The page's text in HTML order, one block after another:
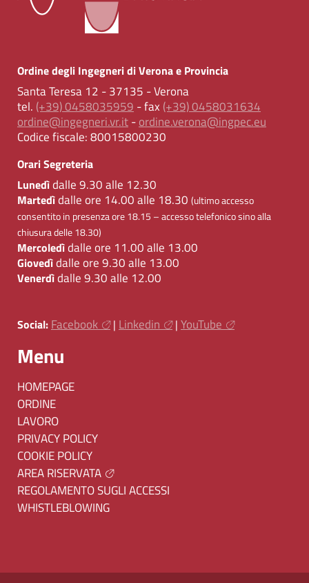
Ordine degli Ingegneri di Verona e Provincia
Santa Teresa 12 - 37135 - Verona
tel. (+39) 0458035959 - fax (+39) 0458031634
ordine@ingegneri.vr.it-ordine.verona@ingpec.eu
Codice fiscale:80015800230
Orari Segreteria
Lunedìdalle 9.30 alle 12.30
Martedìdalle ore 14.00 alle 18.30 (ultimo accesso
consentito in presenza ore 18.15 – accesso telefonico sino alla
chiusura delle 18.30)
Mercoledìdalle ore 11.00 alle 13.00
Giovedìdalle ore 9.30 alle 13.00
Venerdìdalle 9.30 alle 12.00
Social: Facebook | Linkedin | YouTube
Menu
HOMEPAGE
ORDINE
LAVORO
PRIVACY POLICY
COOKIE POLICY
AREA RISERVATA
REGOLAMENTO SUGLI ACCESSI
WHISTLEBLOWING